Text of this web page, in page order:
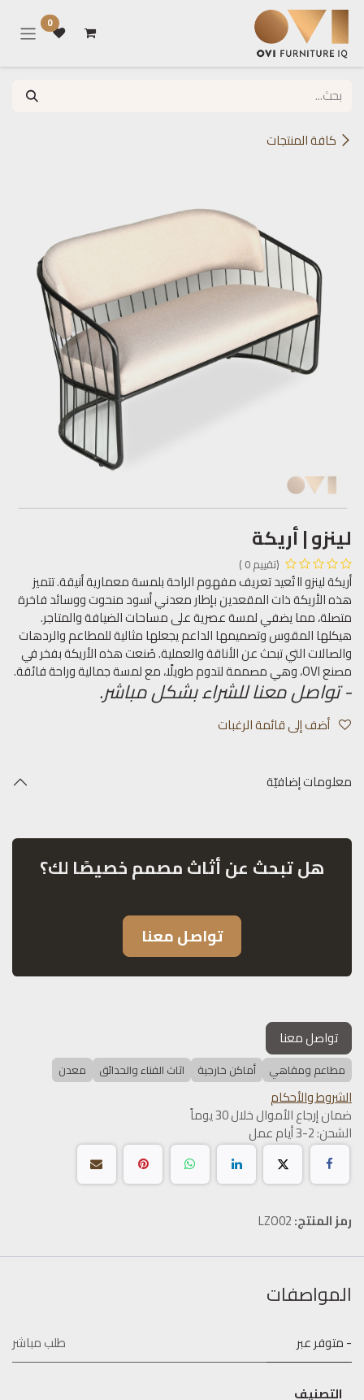
تخطي للذهاب إلى المحتوى
0
كافة المنتجات
لينزو | أريكة
(تقييم 0 )
أريكة لينزو II تُعيد تعريف مفهوم الراحة بلمسة معمارية أنيقة. تتميز
هذه الأريكة ذات المقعدين بإطار معدني أسود منحوت ووسائد فاخرة
متصلة، مما يضفي لمسة عصرية على مساحات الضيافة والمتاجر.
هيكلها المقوس وتصميمها الداعم يجعلها مثالية للمطاعم والردهات
والصالات التي تبحث عن الأناقة والعملية. صُنعت هذه الأريكة بفخر في
مصنع OVI، وهي مصممة لتدوم طويلًا، مع لمسة جمالية وراحة فائقة.
- تواصل معنا للشراء بشكل مباشر.
أضف إلى قائمة الرغبات
معلومات إضافيّة
هل تبحث عن أثاث مصمم خصيصًا لك؟
تواصل معنا
تواصل معنا
مطاعم ومقاهي أماكن خارجية اثاث الفناء والحدائق معدن
الشروط والأحكام
ضمان إرجاع الأموال خلال 30 يوماً
الشحن: 2-3 أيام عمل
رمز المنتج:LZO02
المواصفات
- متوفر عبر طلب مباشر
التصنيف